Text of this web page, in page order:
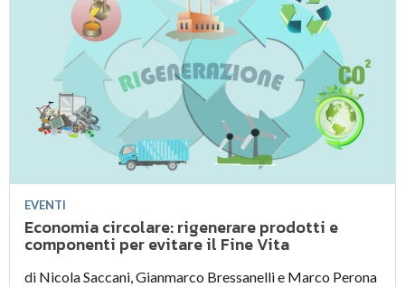
EVENTI
Economia circolare: rigenerare prodotti e
componenti per evitare il Fine Vita
di Nicola Saccani,Gianmarco Bressanellie Marco Perona